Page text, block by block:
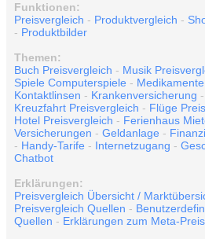
Funktionen:
Preisvergleich - Produktvergleich -
- Produktbilder
Themen:
Buch Preisvergleich - Musik
Spiele Computerspiele - Medikamente
Kontaktlinsen - Krankenversicherung -
Kreuzfahrt Preisvergleich - Flüge
Hotel Preisvergleich - Ferienhaus
Versicherungen - Geldanlage -
- Handy-Tarife - Internetzugang -
Chatbot
Erklärungen:
Preisvergleich Übersicht /
Preisvergleich Quellen -
Quellen - Erklärungen zum Meta-